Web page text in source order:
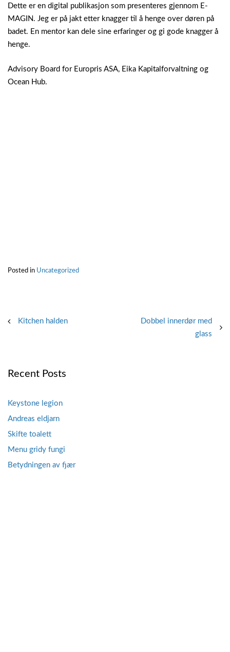
Dette er en digital publikasjon som presenteres gjennom E-
MAGIN. Jeg er på jakt etter knagger til å henge over døren på
badet. En mentor kan dele sine erfaringer og gi gode knagger å
henge.
Advisory Board for Europris ASA, Eika Kapitalforvaltning og
Ocean Hub.
Posted in Uncategorized
PostKitchen halden
Dobbel innerdør med
glass
Recent Posts
Keystone legion
Andreas eldjarn
Skifte toalett
Menu gridy fungi
Betydningen av fjær